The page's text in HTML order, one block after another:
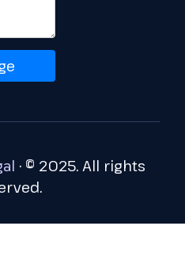
· © 2025. All rights